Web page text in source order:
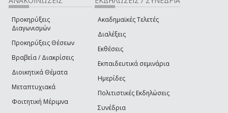
Προκηρύξεις
Διαγωνισμών
Προκηρύξεις Θέσεων
Βραβεία / Διακρίσεις
Διοικητικά Θέματα
Μεταπτυχιακά
Φοιτητική Μέριμνα
Ακαδημαϊκές Τελετές
Διαλέξεις
Εκθέσεις
Εκπαιδευτικά σεμινάρια
Ημερίδες
Πολιτιστικές Εκδηλώσεις
Συνέδρια